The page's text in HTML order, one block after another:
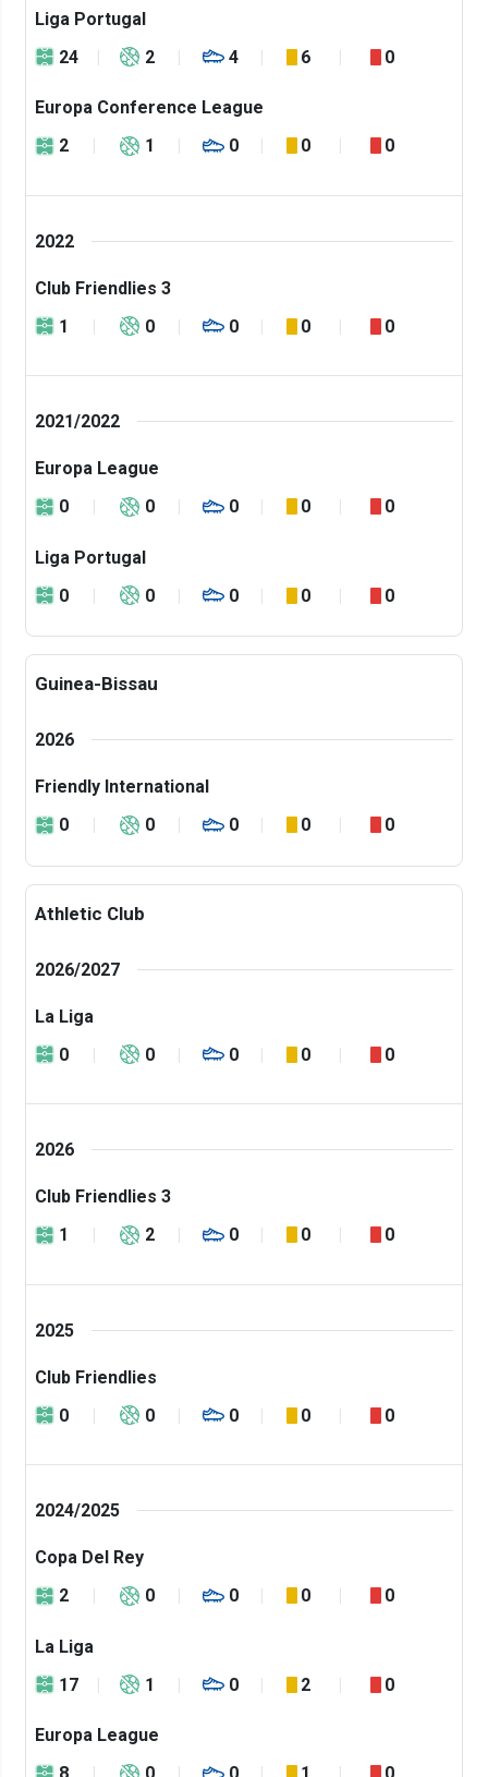
Liga Portugal
24
2 4 6 0
Europa Conference League
2
1 0 0 0
2022
Club Friendlies 3
1
0 0 0 0
2021/2022
Europa League
0
0 0 0 0
Liga Portugal
0
0 0 0 0
Guinea-Bissau
2026
Friendly International
0
0 0 0 0
Athletic Club
2026/2027
La Liga
0
0 0 0 0
2026
Club Friendlies 3
1
2 0 0 0
2025
Club Friendlies
0
0 0 0 0
2024/2025
Copa Del Rey
2
0 0 0 0
La Liga
17
1 0 2 0
Europa League